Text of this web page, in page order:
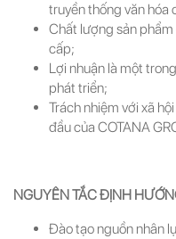
truyền thống văn hóa
Chất lượng sản phẩm
cấp;
Lợi nhuận là một
phát triển;
Trách nhiệm với xã
đầu của COTANA
NGUYÊN TẮC ĐỊNH
Đào tạo nguồn nhân